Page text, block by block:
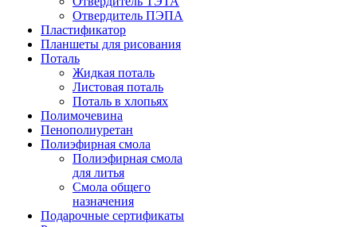
Отвердитель ПЭПА
Пластификатор
Планшеты для рисования
Поталь
Жидкая поталь
Листовая поталь
Поталь в хлопьях
Полимочевина
Пенополиуретан
Полиэфирная смола
Полиэфирная смола
для литья
Смола общего
назначения
Подарочные сертификаты